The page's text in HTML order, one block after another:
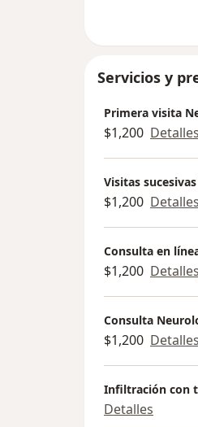
Servicios y
Primera visita
$1,200 Detalles
Visitas
$1,200 Detalles
Consulta en
$1,200 Detalles
Consulta
$1,200 Detalles
Infiltración con
Detalles